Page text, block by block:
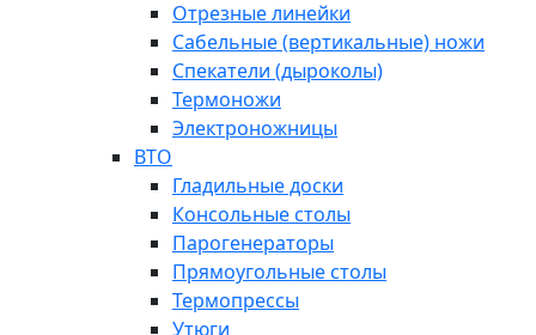
Отрезные линейки
Сабельные (вертикальные) ножи
Спекатели (дыроколы)
Термоножи
Электроножницы
ВТО
Гладильные доски
Консольные столы
Парогенераторы
Прямоугольные столы
Термопрессы
Утюги